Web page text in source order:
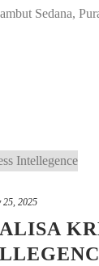
Sedana,
25, 2025